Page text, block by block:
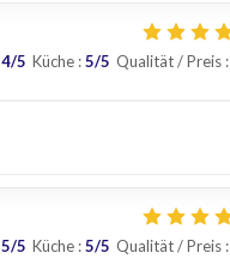
4/5 Küche: 5/5 Qualität / Preis:
5/5 Küche: 5/5 Qualität / Preis: